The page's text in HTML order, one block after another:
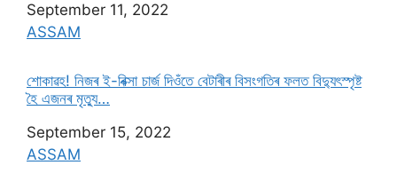
Date
September 11, 2022
In relation to
ASSAM
শোকাৱহ! নিজৰ ই-ৰিক্সা চাৰ্জ দিওঁতে বেটাৰীৰ বিসংগতিৰ ফলত বিদ্যুৎস্পৃষ্ট
হৈ এজনৰ মৃত্যু…
Date
September 15, 2022
In relation to
ASSAM